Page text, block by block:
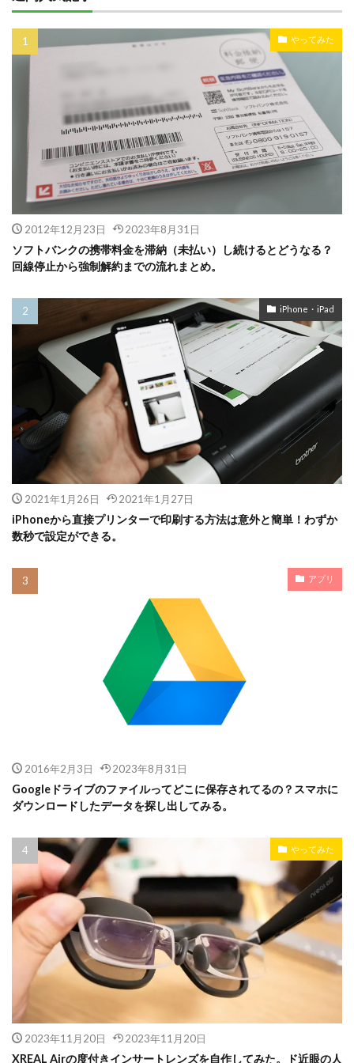
やってみた
2012年12月23日 2023年8月31日
ソフトバンクの携帯料金を滞納（未払い）し続けるとどうなる？
回線停止から強制解約までの流れまとめ。
iPhone・iPad
2021年1月26日 2021年1月27日
iPhoneから直接プリンターで印刷する方法は意外と簡単！わずか
数秒で設定ができる。
アプリ
2016年2月3日 2023年8月31日
Googleドライブのファイルってどこに保存されてるの？スマホに
ダウンロードしたデータを探し出してみる。
やってみた
2023年11月20日 2023年11月20日
XREAL Airの度付きインサートレンズを自作してみた。ド近眼の人